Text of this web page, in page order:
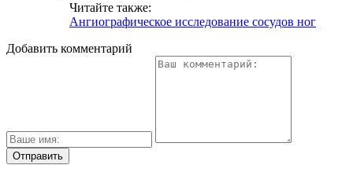
Читайте также:
Ангиографическое исследование сосудов ног
Добавить комментарий